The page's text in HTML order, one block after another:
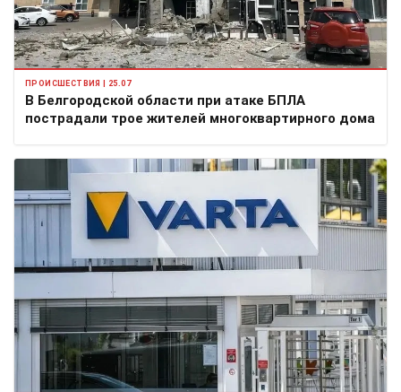
ПРОИСШЕСТВИЯ | 25.07
В Белгородской области при атаке БПЛА
пострадали трое жителей многоквартирного дома